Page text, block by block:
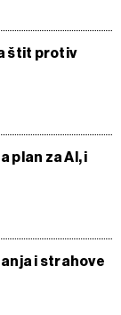
štit protiv
plan za Al, i
i strahove